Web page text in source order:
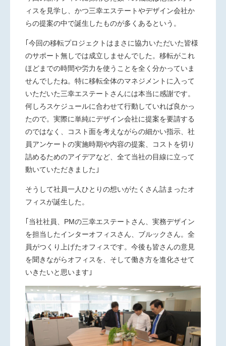
ィスを見学し、かつ三幸エステートやデザイン会社か
らの提案の中で誕生したものが多くあるという。
｢今回の移転プロジェクトはまさに協力いただいた皆様
のサポート無しでは成立しませんでした。移転がこれ
ほどまでの時間や労力を使うことを全く分かっていま
せんでしたね。特に移転全体のマネジメントに入って
いただいた三幸エステートさんには本当に感謝です。
何しろスケジュールに合わせて行動していれば良かっ
たので。実際に単純にデザイン会社に提案を要請する
のではなく、コスト面を考えながらの細かい指示、社
員アンケートの実施時期や内容の提案、コストを切り
詰めるためのアイデアなど、全て当社の目線に立って
動いていただきました｣
そうして社員一人ひとりの想いがたくさん詰まったオ
フィスが誕生した。
｢当社社員、PMの三幸エステートさん、実務デザイン
を担当したインターオフィスさん、ブルックさん。全
員がつくり上げたオフィスです。今後も皆さんの意見
を聞きながらオフィスを、そして働き方を進化させて
いきたいと思います｣